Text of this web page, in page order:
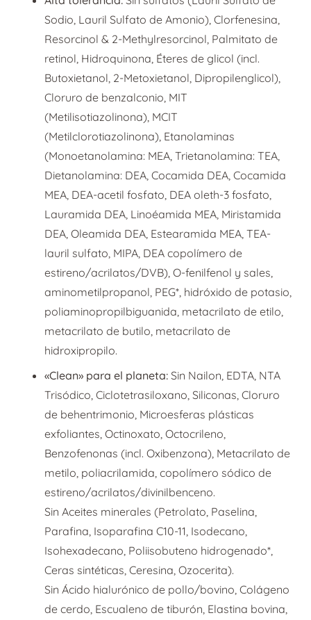
Sodio, Lauril Sulfato de Amonio), Clorfenesina,
Resorcinol & 2-Methylresorcinol, Palmitato de
retinol, Hidroquinona, Éteres de glicol (incl.
Butoxietanol, 2-Metoxietanol, Dipropilenglicol),
Cloruro de benzalconio, MIT
(Metilisotiazolinona), MCIT
(Metilclorotiazolinona), Etanolaminas
(Monoetanolamina: MEA, Trietanolamina: TEA,
Dietanolamina: DEA, Cocamida DEA, Cocamida
MEA, DEA-acetil fosfato, DEA oleth-3 fosfato,
Lauramida DEA, Linoéamida MEA, Miristamida
DEA, Oleamida DEA, Estearamida MEA, TEA-
lauril sulfato, MIPA, DEA copolímero de
estireno/acrilatos/DVB), O-fenilfenol y sales,
aminometilpropanol, PEG*, hidróxido de potasio,
poliaminopropilbiguanida, metacrilato de etilo,
metacrilato de butilo, metacrilato de
hidroxipropilo.
«Clean» para el planeta: Sin Nailon, EDTA, NTA
Trisódico, Ciclotetrasiloxano, Siliconas, Cloruro
de behentrimonio, Microesferas plásticas
exfoliantes, Octinoxato, Octocrileno,
Benzofenonas (incl. Oxibenzona), Metacrilato de
metilo, poliacrilamida, copolímero sódico de
estireno/acrilatos/divinilbenceno.
Sin Aceites minerales (Petrolato, Paselina,
Parafina, Isoparafina C10-11, Isodecano,
Isohexadecano, Poliisobuteno hidrogenado*,
Ceras sintéticas, Ceresina, Ozocerita).
Sin Ácido hialurónico de pollo/bovino, Colágeno
de cerdo, Escualeno de tiburón, Elastina bovina,